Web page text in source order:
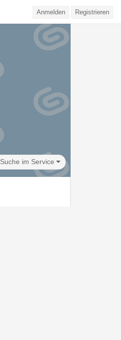
Anmelden Registrieren
Suche im Service